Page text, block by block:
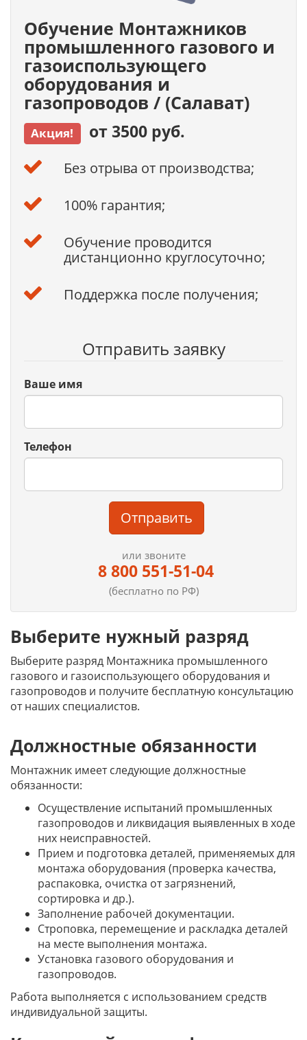
Обучение Монтажников
промышленного газового и
газоиспользующего
оборудования и
газопроводов / (Салават)
Акция! от 3500 руб.
Без отрыва от производства;
100% гарантия;
Обучение проводится
дистанционно круглосуточно;
Поддержка после получения;
Отправить заявку
Ваше имя
Телефон
Отправить
или звоните
8 800 551-51-04
(бесплатно по РФ)
Выберите нужный разряд
Выберите разряд Монтажника промышленного
газового и газоиспользующего оборудования и
газопроводов и получите бесплатную консультацию
от наших специалистов.
Должностные обязанности
Монтажник имеет следующие должностные
обязанности:
Осуществление испытаний промышленных
газопроводов и ликвидация выявленных в ходе
них неисправностей.
Прием и подготовка деталей, применяемых для
монтажа оборудования (проверка качества,
распаковка, очистка от загрязнений,
сортировка и др.).
Заполнение рабочей документации.
Строповка, перемещение и раскладка деталей
на месте выполнения монтажа.
Установка газового оборудования и
газопроводов.
Работа выполняется с использованием средств
индивидуальной защиты.